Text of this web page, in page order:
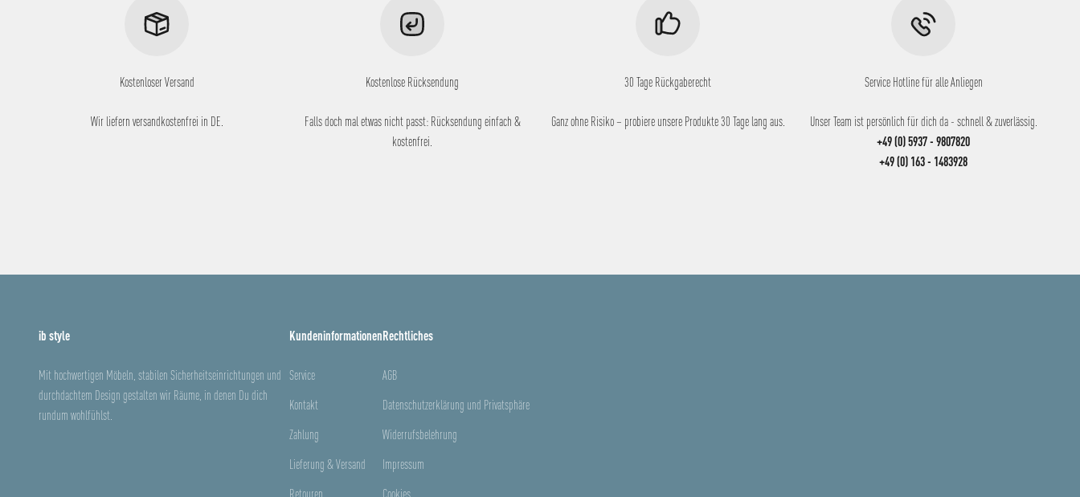
Kostenloser Versand
Wir liefern versandkostenfrei in DE.
Kostenlose Rücksendung
Falls doch mal etwas nicht passt: Rücksendung einfach &
kostenfrei.
30 Tage Rückgaberecht
Ganz ohne Risiko – probiere unsere Produkte 30 Tage lang aus.
Service Hotline für alle Anliegen
Unser Team ist persönlich für dich da - schnell & zuverlässig.
+49 (0) 5937 - 9807820
+49 (0) 163 - 1483928
ib style
Mit hochwertigen Möbeln, stabilen Sicherheitseinrichtungen und
durchdachtem Design gestalten wir Räume, in denen Du dich
rundum wohlfühlst.
Kundeninformationen
Service
Kontakt
Zahlung
Lieferung & Versand
Retouren
Rechtliches
AGB
Datenschutzerklärung und Privatsphäre
Widerrufsbelehrung
Impressum
Cookies